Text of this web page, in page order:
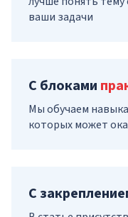
ваши задачи
С блоками
Мы обучаем
которых может
С